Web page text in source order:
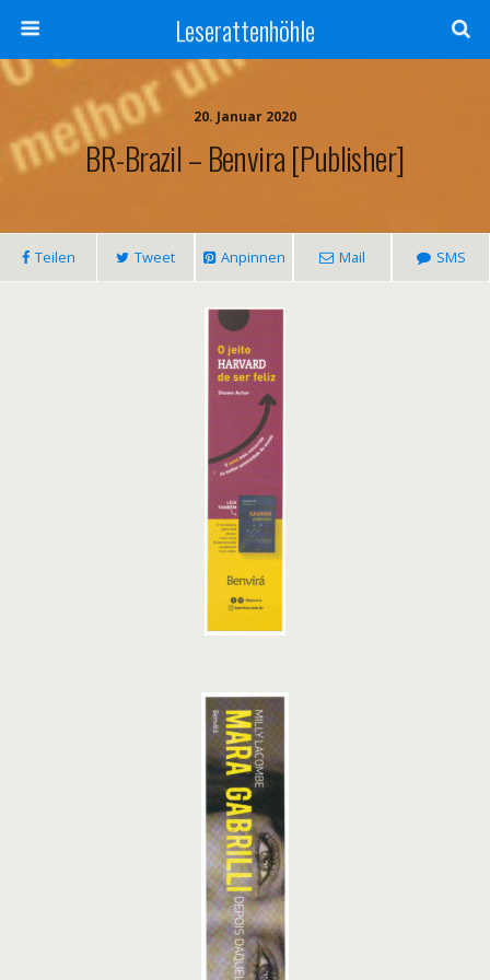
Leserattenhöhle
20. Januar 2020
BR-Brazil – Benvira [publisher]
Teilen Tweet Anpinnen Mail SMS